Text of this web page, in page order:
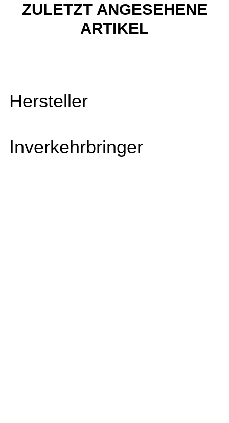
ZULETZT ANGESEHENE
ARTIKEL
Hersteller
Inverkehrbringer